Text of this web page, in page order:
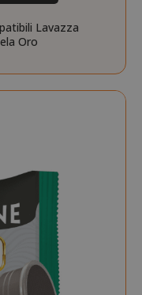
Lavazza
Oro
Google